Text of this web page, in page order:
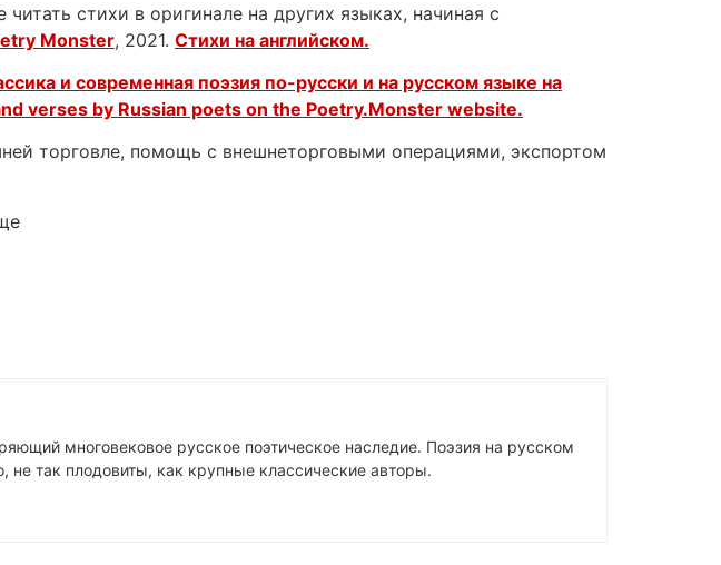
стихи в оригинале на других языках, начиная с
Monster, 2021. Стихи на английском.
и современная поэзия по-русски и на русском языке на
verses by Russian poets on the Poetry.Monster website.
торговле, помощь с внешнеторговыми операциями, экспортом
многовековое русское поэтическое наследие. Поэзия на русском
так плодовиты, как крупные классические авторы.